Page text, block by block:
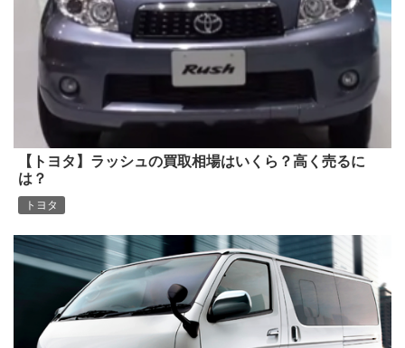
【トヨタ】ラッシュの買取相場はいくら？高く売るに
は？
トヨタ